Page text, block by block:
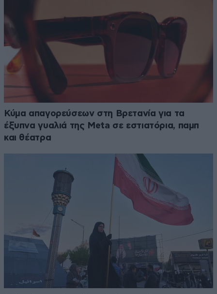
Κύμα απαγορεύσεων στη Βρετανία για τα
έξυπνα γυαλιά της Meta σε εστιατόρια, παμπ
και θέατρα